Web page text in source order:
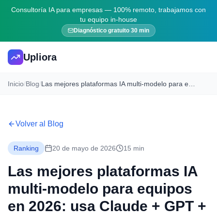
Consultoría IA para empresas — 100% remoto, trabajamos con
tu equipo in-house
Diagnóstico gratuito 30 min
Upliora
Inicio/Blog/
Volver al Blog
Ranking 20 de mayo de 2026 15 min
Las mejores plataformas IA
multi-modelo para equipos
en 2026: usa Claude + GPT +